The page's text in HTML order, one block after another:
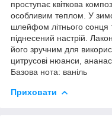
проступає квіткова
особливим теплом. У
шлейфом літнього сонця
піднесений настрій.
його зручним для
цитрусові нюанси,
Базова нота: ваніль
Приховати